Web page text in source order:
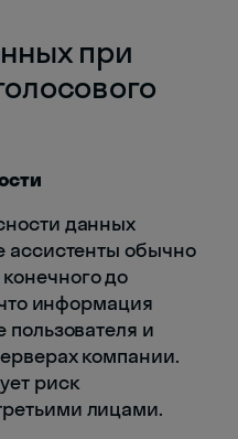
при
данных
ассистенты обычно
до
информация
и
компании.
риск
лицами.